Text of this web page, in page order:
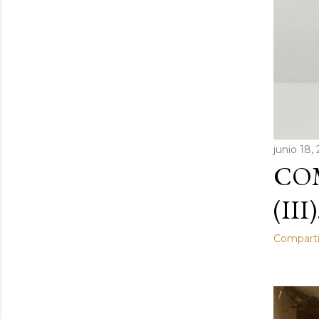
junio 18,